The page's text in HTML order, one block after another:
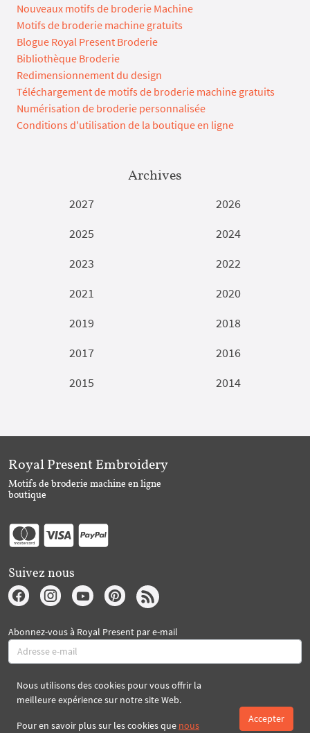
Nouveaux motifs de broderie Machine
Motifs de broderie machine gratuits
Blogue Royal Present Broderie
Bibliothèque Broderie
Redimensionnement du design
Téléchargement de motifs de broderie machine gratuits
Numérisation de broderie personnalisée
Conditions d'utilisation de la boutique en ligne
Archives
2027
2026
2025
2024
2023
2022
2021
2020
2019
2018
2017
2016
2015
2014
Nous utilisons des cookies pour vous offrir la
meilleure expérience sur notre site Web.
Pour en savoir plus sur les cookies que nous
Accepter
Royal Present Embroidery
Motifs de broderie machine en ligne
boutique
Suivez nous
Abonnez-vous à Royal Present par e-mail
S'abonner
Créé par 2026 Royal-Present.com ©